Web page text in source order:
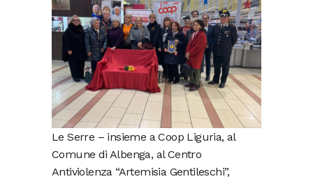
Le Serre – insieme a Coop Liguria, al
Comune di Albenga, al Centro
Antiviolenza “Artemisia Gentileschi”,